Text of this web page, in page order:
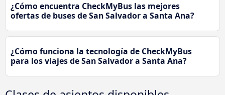
¿Cómo encuentra CheckMyBus las mejores
ofertas de buses de San Salvador a Santa Ana?
¿Cómo funciona la tecnología de CheckMyBus
para los viajes de San Salvador a Santa Ana?